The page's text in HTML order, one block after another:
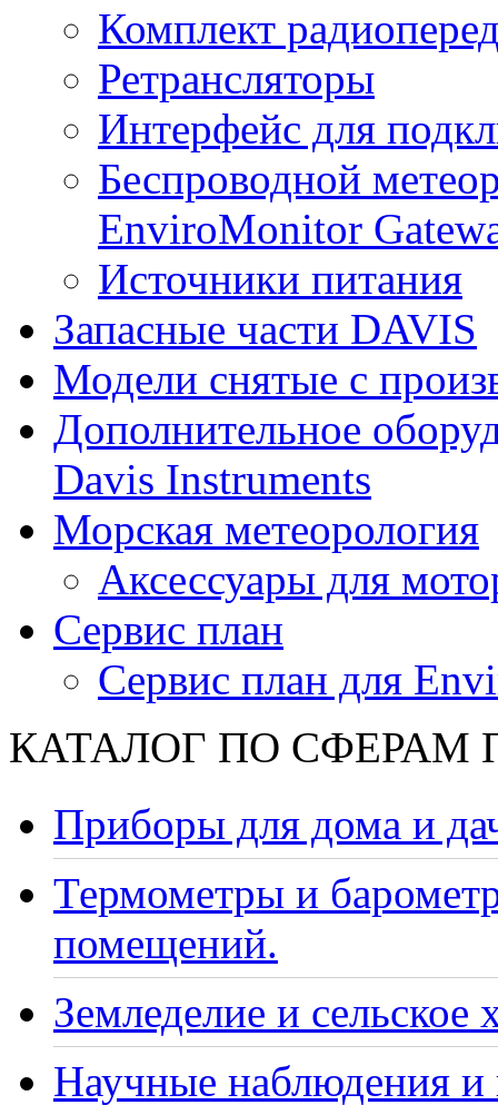
Комплект
Ретрансляторы
Интерфейс для
Беспроводной
EnviroMonitor
Источники питания
Запасные части DAVIS
Модели снятые с
Дополнительное
Davis Instruments
Морская метеорология
Аксессуары для
Сервис план
Сервис план для
КАТАЛОГ ПО СФЕРАМ
Приборы для дома и
Термометры и
помещений.
Земледелие и сельское
Научные наблюдения и